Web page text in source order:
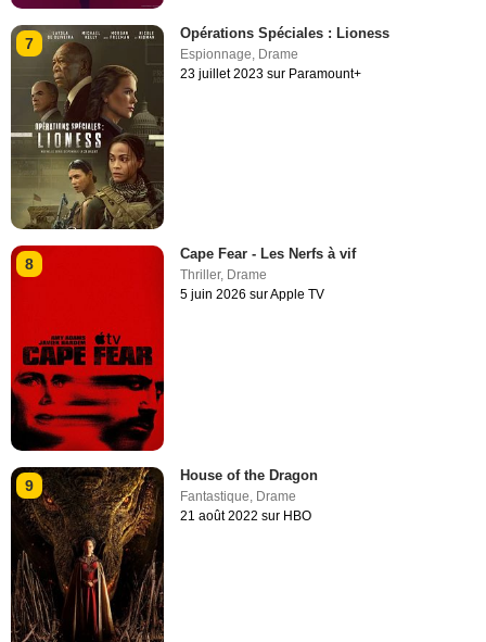
7
Opérations Spéciales : Lioness
Espionnage, Drame
23 juillet 2023 sur Paramount+
8
Cape Fear - Les Nerfs à vif
Thriller, Drame
5 juin 2026 sur Apple TV
9
House of the Dragon
Fantastique Drame
21 août 2022 sur HBO